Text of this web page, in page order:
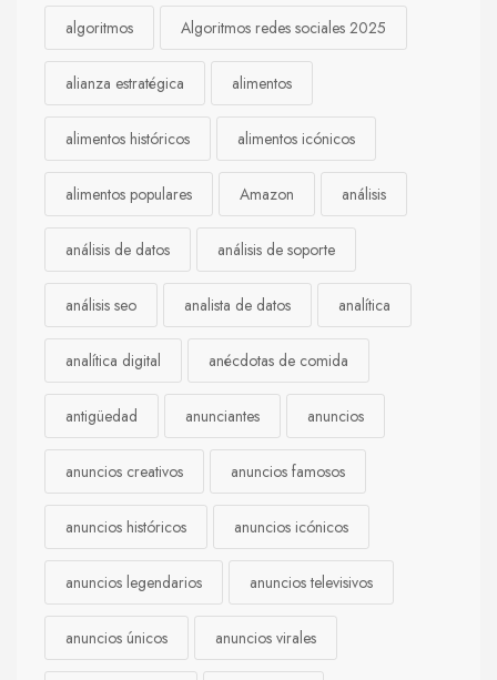
algoritmos Algoritmos redes sociales 2025
alianza estratégica alimentos
alimentos históricos alimentos icónicos
alimentos populares Amazon análisis
análisis de datos análisis de soporte
análisis seo analista de datos analítica
analítica digital anécdotas de comida
antigüedad anunciantes anuncios
anuncios creativos anuncios famosos
anuncios históricos anuncios icónicos
anuncios legendarios anuncios televisivos
anuncios únicos anuncios virales